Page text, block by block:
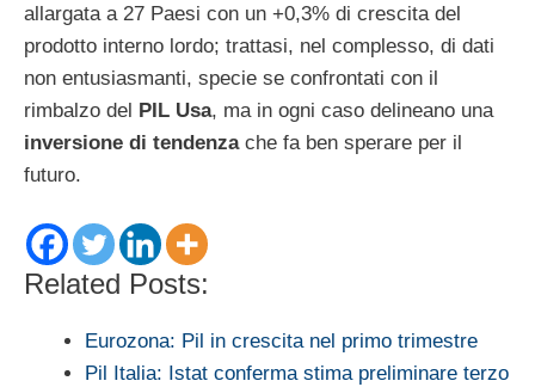
allargata a 27 Paesi con un +0,3% di crescita del
prodotto interno lordo; trattasi, nel complesso, di dati
non entusiasmanti, specie se confrontati con il
rimbalzo del PIL Usa, ma in ogni caso delineano una
inversione di tendenzache fa ben sperare per il
futuro.
Related Posts:
Eurozona: Pil in crescita nel primo trimestre
Pil Italia: Istat conferma stima preliminare terzo